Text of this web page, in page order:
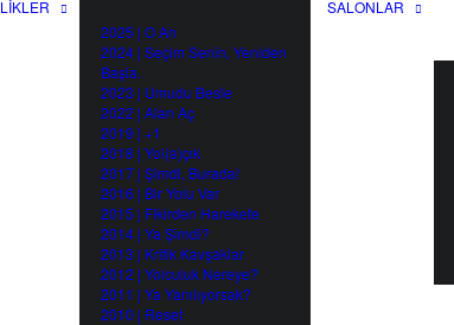
2025 | O An
2024 | Seçim Senin, Yeniden
Başla.
2023 | Umudu Besle
2022 | Alan Aç
2019 | +1
2018 | Yol(a)çık
2017 | Şimdi, Burada!
2016 | Bir Yolu Var
2015 | Fikirden Harekete
2014 | Ya Şimdi?
2013 | Kritik Kavşaklar
2012 | Yolculuk Nereye?
2011 | Ya Yanılıyorsak?
2010 | Reset
SALONLAR